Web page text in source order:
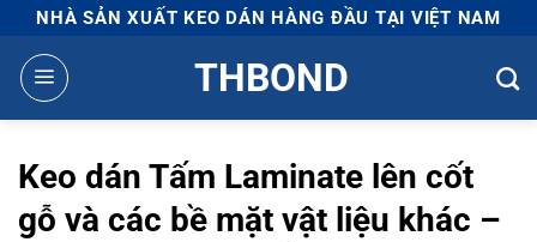
qua
nội
NHÀ SẢN XUẤT KEO DÁN HÀNG ĐẦU TẠI VIỆT NAM
THBOND
Keo dán Tấm Laminate lên cốt
gỗ và các bề mặt vật liệu khác –